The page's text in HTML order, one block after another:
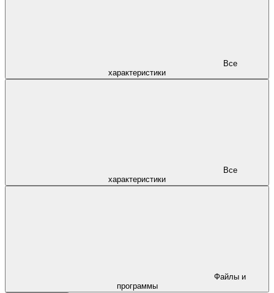
характеристики
характеристики
программы